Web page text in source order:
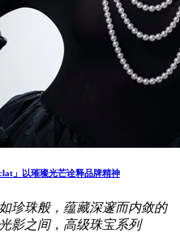
」以璀璨光芒诠释品牌精神
珍珠般，蕴藏深邃而内敛的
影之间，高级珠宝系列